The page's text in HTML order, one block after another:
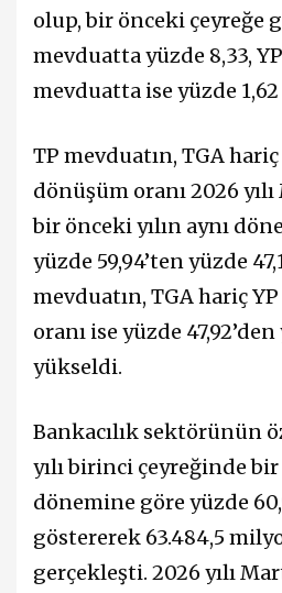
olup, bir önceki çeyreğe
mevduatta yüzde 8,33,
mevduatta ise yüzde
TP mevduatın, TGA
dönüşüm oranı 2026
bir önceki yılın aynı
yüzde 59,94’ten yüzde
mevduatın, TGA hariç
oranı ise yüzde 47,92’den
yükseldi.
Bankacılık sektörünün
yılı birinci çeyreğinde bir
dönemine göre yüzde
göstererek 63.484,5
gerçekleşti. 2026 yılı